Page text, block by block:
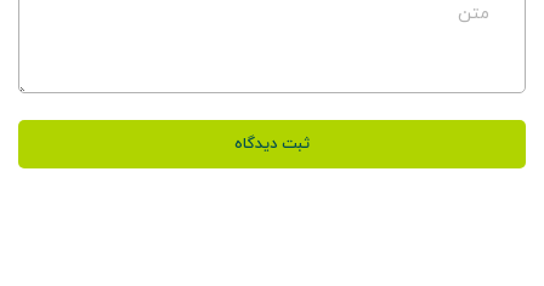
متن
ثبت دیدگاه